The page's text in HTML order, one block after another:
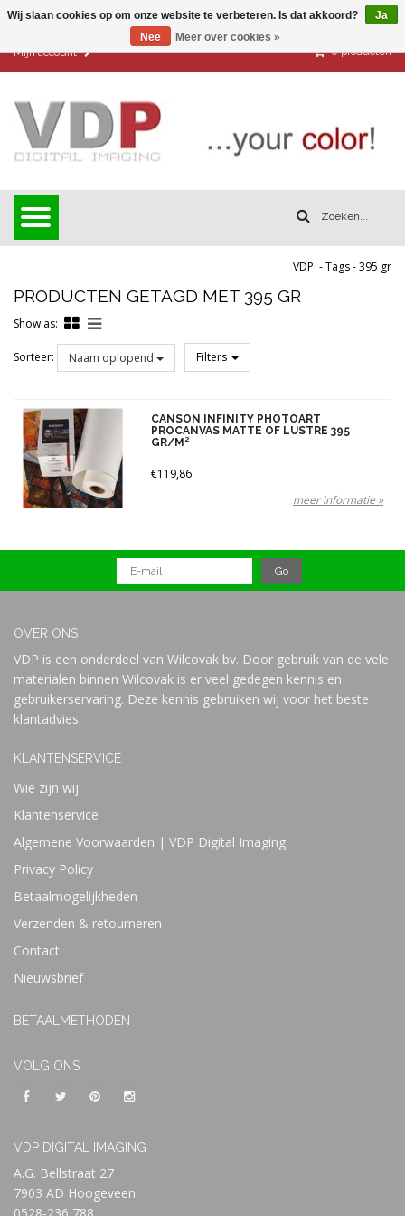
Mijn account 0 producten
VDP -Tags-395 gr
PRODUCTEN GETAGD MET 395 GR
Show as:
Sorteer: Naam oplopend Filters
Gewicht
395 gr (1)
Merken
CANSON INFINITY PHOTOART
PROCANVAS MATTE OF LUSTRE 395
GR/M²
€119,86
meer informatie »
OVER ONS
VDP is een onderdeel van Wilcovak bv. Door gebruik van de vele
materialen binnen Wilcovak is er veel gedegen kennis en
gebruikerservaring. Deze kennis gebruiken wij voor het beste
klantadvies.
KLANTENSERVICE
Wie zijn wij
Klantenservice
Algemene Voorwaarden | VDP Digital Imaging
Privacy Policy
Betaalmogelijkheden
Verzenden & retourneren
Contact
Nieuwsbrief
BETAALMETHODEN
VOLG ONS
VDP DIGITAL IMAGING
A.G. Bellstraat 27
7903 AD Hoogeveen
Wij slaan cookies op om onze website te verbeteren. Is dat akkoord?
Ja
Nee
Meer over cookies »